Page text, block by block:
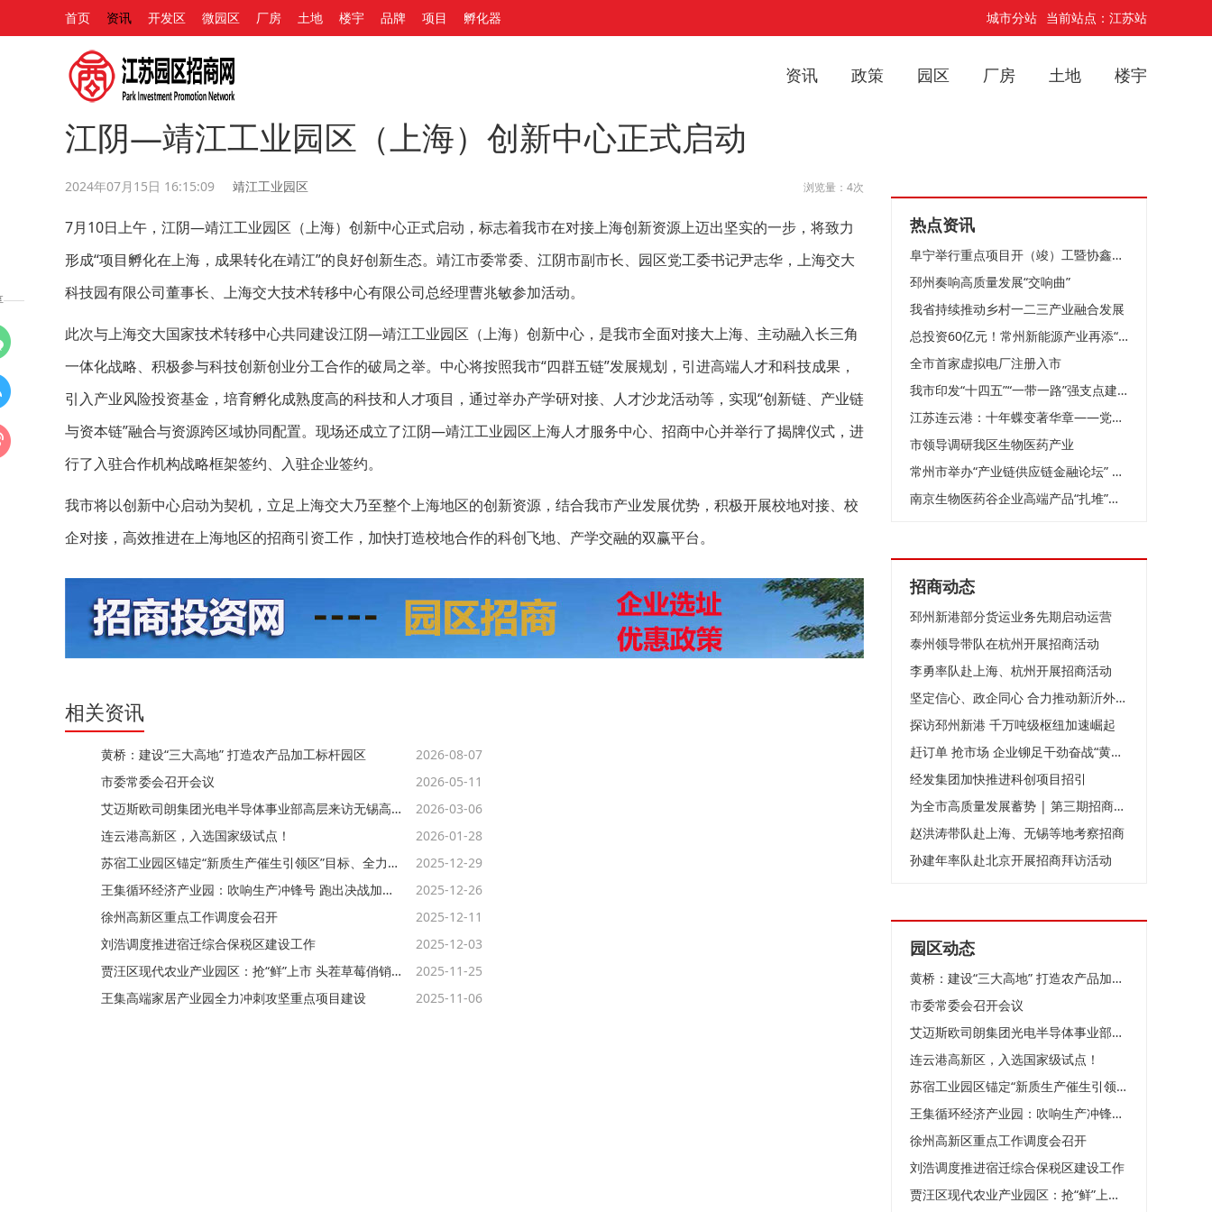
首页 资讯 开发区 微园区 厂房 土地 楼宇 品牌 项目 孵化器 城市分站 当前站点：江苏站
资讯 政策 园区 厂房 土地 楼宇
江阴—靖江工业园区（上海）创新中心正式启动
2024年07月15日 16:15:09 靖江工业园区 浏览量：4次
7月10日上午，江阴—靖江工业园区（上海）创新中心正式启动，标志着我市在对接上海创新资源上迈出坚实的一步，将致力
形成“项目孵化在上海，成果转化在靖江”的良好创新生态。靖江市委常委、江阴市副市长、园区党工委书记尹志华，上海交大
科技园有限公司董事长、上海交大技术转移中心有限公司总经理曹兆敏参加活动。
此次与上海交大国家技术转移中心共同建设江阴—靖江工业园区（上海）创新中心，是我市全面对接大上海、主动融入长三角
一体化战略、积极参与科技创新创业分工合作的破局之举。中心将按照我市“四群五链”发展规划，引进高端人才和科技成果，
引入产业风险投资基金，培育孵化成熟度高的科技和人才项目，通过举办产学研对接、人才沙龙活动等，实现“创新链、产业链
与资本链”融合与资源跨区域协同配置。现场还成立了江阴—靖江工业园区上海人才服务中心、招商中心并举行了揭牌仪式，进
行了入驻合作机构战略框架签约、入驻企业签约。
我市将以创新中心启动为契机，立足上海交大乃至整个上海地区的创新资源，结合我市产业发展优势，积极开展校地对接、校
企对接，高效推进在上海地区的招商引资工作，加快打造校地合作的科创飞地、产学交融的双赢平台。
相关资讯
黄桥：建设“三大高地” 打造农产品加工标杆园区
2026-08-07
市委常委会召开会议
2026-05-11
艾迈斯欧司朗集团光电半导体事业部高层来访无锡高新区
2026-03-06
连云港高新区，入选国家级试点！
2026-01-28
苏宿工业园区锚定“新质生产催生引领区”目标、全力竞逐低空经济新赛道
2025-12-29
王集循环经济产业园：吹响生产冲锋号 跑出决战加速度
2025-12-26
徐州高新区重点工作调度会召开
2025-12-11
刘浩调度推进宿迁综合保税区建设工作
2025-12-03
贾汪区现代农业产业园区：抢“鲜”上市 头茬草莓俏销市场
2025-11-25
王集高端家居产业园全力冲刺攻坚重点项目建设
2025-11-06
热点资讯
阜宁举行重点项目开（竣）工暨协鑫集成12GW光伏组件项目开工仪式
邳州奏响高质量发展“交响曲”
我省持续推动乡村一二三产业融合发展
总投资60亿元！常州新能源产业再添“猛将”！
全市首家虚拟电厂注册入市
我市印发“十四五”“一带一路”强支点建设规划
江苏连云港：十年蝶变著华章——党的十八大以来我市推进高质量发展纪实
市领导调研我区生物医药产业
常州市举办“产业链供应链金融论坛” 推动财金合作和融资创新
南京生物医药谷企业高端产品“扎堆”上市
招商动态
邳州新港部分货运业务先期启动运营
泰州领导带队在杭州开展招商活动
李勇率队赴上海、杭州开展招商活动
坚定信心、政企同心 合力推动新沂外贸高质量发展
探访邳州新港 千万吨级枢纽加速崛起
赶订单 抢市场 企业铆足干劲奋战“黄金周”
经发集团加快推进科创项目招引
为全市高质量发展蓄势 | 第三期招商队伍能力提升培训班开班
赵洪涛带队赴上海、无锡等地考察招商
孙建年率队赴北京开展招商拜访活动
园区动态
黄桥：建设“三大高地” 打造农产品加工标杆园区
市委常委会召开会议
艾迈斯欧司朗集团光电半导体事业部高层来访无锡高新区
连云港高新区，入选国家级试点！
苏宿工业园区锚定“新质生产催生引领区”目标、全力竞逐低空经济新赛道
王集循环经济产业园：吹响生产冲锋号 跑出决战加速度
徐州高新区重点工作调度会召开
刘浩调度推进宿迁综合保税区建设工作
贾汪区现代农业产业园区：抢“鲜”上市 头茬草莓俏销市场